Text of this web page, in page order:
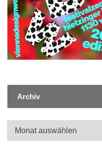
Archiv